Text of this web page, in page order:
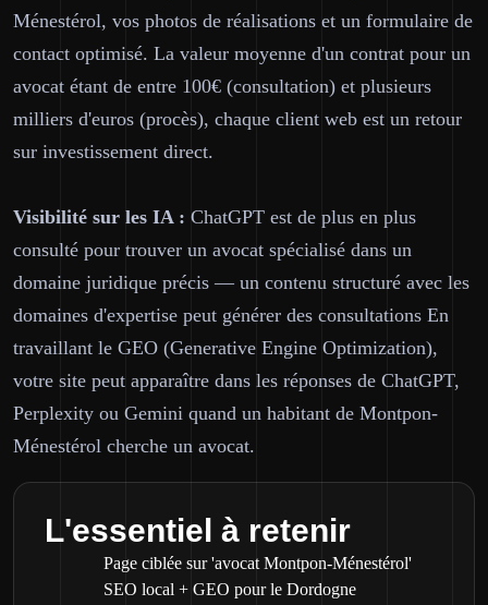
Ménestérol, vos photos de réalisations et un formulaire de
contact optimisé. La valeur moyenne d'un contrat pour un
avocat étant de entre 100€ (consultation) et plusieurs
milliers d'euros (procès), chaque client web est un retour
sur investissement direct.
Visibilité sur les IA : ChatGPT est de plus en plus
consulté pour trouver un avocat spécialisé dans un
domaine juridique précis — un contenu structuré avec les
domaines d'expertise peut générer des consultations En
travaillant le GEO (Generative Engine Optimization),
votre site peut apparaître dans les réponses de ChatGPT,
Perplexity ou Gemini quand un habitant de Montpon-
Ménestérol cherche un avocat.
L'essentiel à retenir
Page ciblée sur 'avocat Montpon-Ménestérol'
SEO local + GEO pour le Dordogne